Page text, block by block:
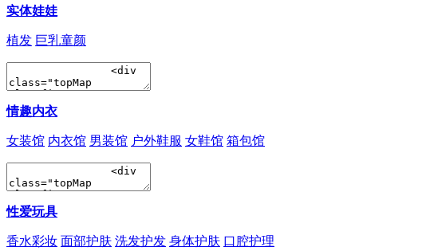
实体娃娃
植发 巨乳童颜
情趣内衣
女装馆 内衣馆 男装馆 户外鞋服 女鞋馆 箱包馆
性爱玩具
香水彩妆 面部护肤 洗发护发 身体护肤 口腔护理